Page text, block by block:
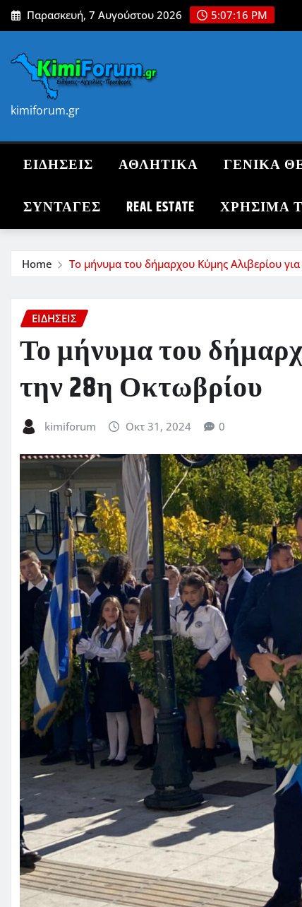
Skip
to
Παρασκευή, 7 Αυγούστου 2026 5:07:18 PM
kimiforum.gr
ΕΙΔΗΣΕΙΣ ΑΘΛΗΤΙΚΑ ΓΕΝΙΚΑ
ΣΥΝΤΑΓΈΣ REAL ESTATE ΧΡΗΣΙΜΑ
Home Το μήνυμα του δήμαρχου Κύμης Αλιβερίου
ΕΙΔΗΣΕΙΣ
Το μήνυμα του
την 28η Οκτωβρίου
kimiforum Οκτ 31, 2024 0